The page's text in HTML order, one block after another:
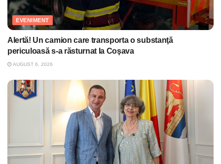
EVENIMENT
Alertă! Un camion care transporta o substanţă
periculoasă s-a răsturnat la Coşava
AUGUST 6, 2026